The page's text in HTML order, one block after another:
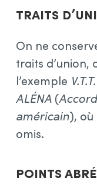
Traits
On ne
traits d’union,
l’exemple V.T.T.
ALÉNA (
américain), où
omis.
Points